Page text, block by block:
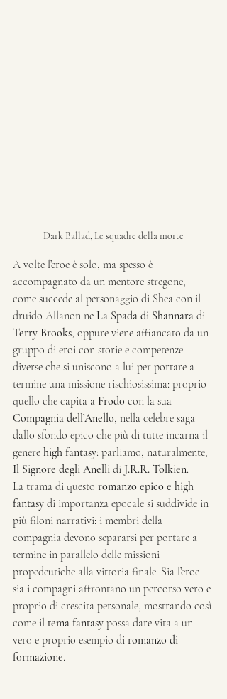
Dark Ballad, Le squadre della morte
A volte l’eroe è solo, ma spesso è
accompagnato da un mentore stregone,
come succede al personaggio di Shea con il
druido Allanon ne La Spada di Shannara di
Terry Brooks, oppure viene affiancato da un
gruppo di eroi con storie e competenze
diverse che si uniscono a lui per portare a
termine una missione rischiosissima: proprio
quello che capita a Frodo con la sua
Compagnia dell’Anello, nella celebre saga
dallo sfondo epico che più di tutte incarna il
genere high fantasy: parliamo, naturalmente,
Il Signore degli Anelli di J.R.R. Tolkien.
La trama di questo romanzo epico e high
fantasy di importanza epocale si suddivide in
più filoni narrativi: i membri della
compagnia devono separarsi per portare a
termine in parallelo delle missioni
propedeutiche alla vittoria finale. Sia l’eroe
sia i compagni affrontano un percorso vero e
proprio di crescita personale, mostrando così
come il tema fantasy possa dare vita a un
vero e proprio esempio di romanzo di
formazione.